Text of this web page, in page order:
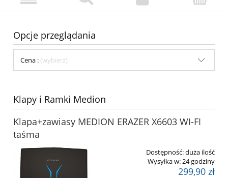
Opcje przeglądania
Cena : (wybierz)
Klapy i Ramki Medion
Klapa+zawiasy MEDION ERAZER X6603 WI-FI
taśma
Dostępność:duża ilość
Wysyłka w:24 godziny
299,90 zł